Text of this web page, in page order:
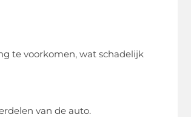
te voorkomen, wat schadelijk
van de auto.